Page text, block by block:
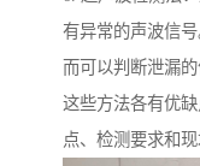
有异常的声波信
而可以判断泄漏的
这些方法各有优
点、检测要求和